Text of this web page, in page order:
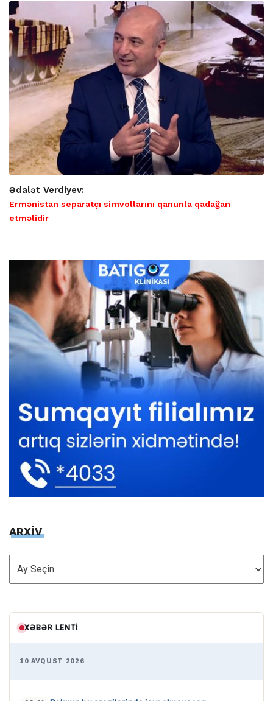
Ədalət Verdiyev:
Ermənistan separatçı simvollarını qanunla qadağan
etməlidir
ARXİV
ARXİV
XƏBƏR LENTI
10 AVQUST 2026